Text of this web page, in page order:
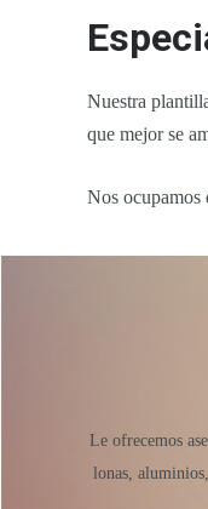
Nuestra
que mejor se
Nos ocupamos
Le ofrecemos
lonas,